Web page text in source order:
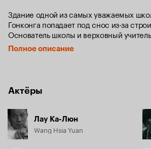
Здание одной из самых уважаемых
Гонконга попадает под снос из-за
Основатель школы и верховный
Североамериканских соединенных
по совместительству главой
Для открытия школы необходимо
верховный учитель. Но вместо себя он
единственную дочь, родившуюся и
Она сразу берется исправлять порядки
Полное описание
Актёры
Лау Ка-Люн
Wang Hsia Yuan